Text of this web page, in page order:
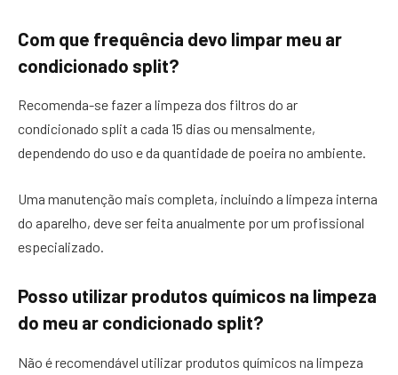
Com que frequência devo limpar meu ar
condicionado split?
Recomenda-se fazer a limpeza dos filtros do ar
condicionado split a cada 15 dias ou mensalmente,
dependendo do uso e da quantidade de poeira no ambiente.
Uma manutenção mais completa, incluindo a limpeza interna
do aparelho, deve ser feita anualmente por um profissional
especializado.
Posso utilizar produtos químicos na limpeza
do meu ar condicionado split?
Não é recomendável utilizar produtos químicos na limpeza